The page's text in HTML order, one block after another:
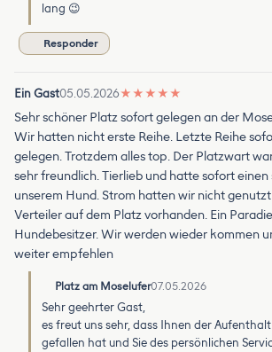
lang 😉
Responder
Ein Gast05.05.2026★ ★ ★ ★ ★
Sehr schöner Platz sofort gelegen an der
Wir hatten nicht erste Reihe. Letzte Reihe
gelegen. Trotzdem alles top. Der Platzwart
sehr freundlich. Tierlieb und hatte sofort
unserem Hund. Strom hatten wir nicht
Verteiler auf dem Platz vorhanden. Ein
Hundebesitzer. Wir werden wieder kommen
weiter empfehlen
Platz am Moselufer07.05.2026
Sehr geehrter Gast,
es freut uns sehr, dass Ihnen der
gefallen hat und Sie des persönlichen